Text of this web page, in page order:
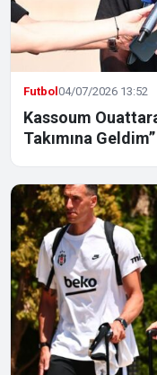
Futbol04/07/2026 13:52
Kassoum
Takımına Geldim”